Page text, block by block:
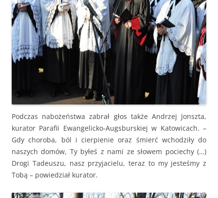
Podczas nabożeństwa zabrał głos także Andrzej Jonszta,
kurator Parafii Ewangelicko-Augsburskiej w Katowicach. –
Gdy choroba, ból i cierpienie oraz śmierć wchodziły do
naszych domów, Ty byłeś z nami ze słowem pociechy (…)
Drogi Tadeuszu, nasz przyjacielu, teraz to my jesteśmy z
Tobą – powiedział kurator.